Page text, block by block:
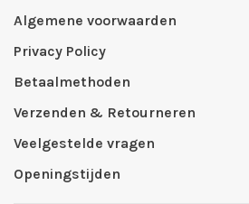
Algemene voorwaarden
Privacy Policy
Betaalmethoden
Verzenden & Retourneren
Veelgestelde vragen
Openingstijden